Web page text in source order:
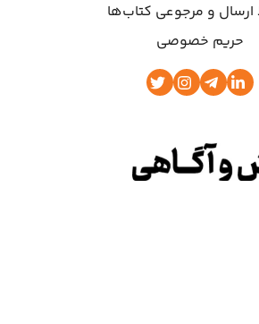
ارسال و مرجوعی کتاب‌ها
حریم خصوصی